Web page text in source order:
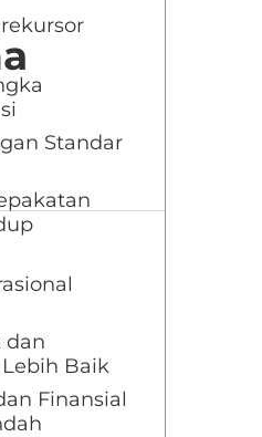
Standar
dan
Baik
Finansial